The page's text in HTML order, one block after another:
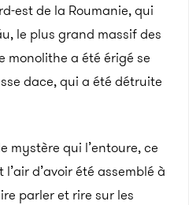
est de la Roumanie, qui
le plus grand massif des
monolithe a été érigé se
dace, qui a été détruite
mystère qui l’entoure, ce
d’avoir été assemblé à
parler et rire sur les